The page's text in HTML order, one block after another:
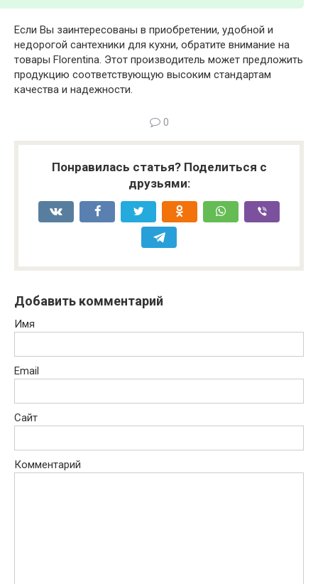
Если Вы заинтересованы в приобретении, удобной и
недорогой сантехники для кухни, обратите внимание на
товары Florentina. Этот производитель может предложить
продукцию соответствующую высоким стандартам
качества и надежности.
0
Понравилась статья? Поделиться с
друзьями:
Добавить комментарий
Имя
Email
Сайт
Комментарий